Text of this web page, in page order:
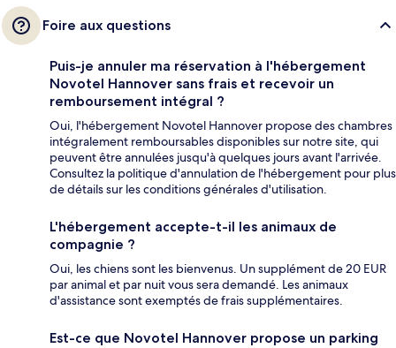
Foire aux questions
Puis-je annuler ma réservation à l'hébergement
Novotel Hannover sans frais et recevoir un
remboursement intégral ?
Oui, l'hébergement Novotel Hannover propose des chambres
intégralement remboursables disponibles sur notre site, qui
peuvent être annulées jusqu'à quelques jours avant l'arrivée.
Consultez la politique d'annulation de l'hébergement pour plus
de détails sur les conditions générales d'utilisation.
L'hébergement accepte-t-il les animaux de
compagnie ?
Oui, les chiens sont les bienvenus. Un supplément de 20 EUR
par animal et par nuit vous sera demandé. Les animaux
d'assistance sont exemptés de frais supplémentaires.
Est-ce que Novotel Hannover propose un parking